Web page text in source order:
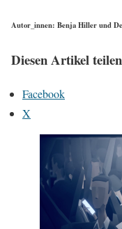
Autor_innen: Benja Hiller und
Diesen Artikel
Facebook
X